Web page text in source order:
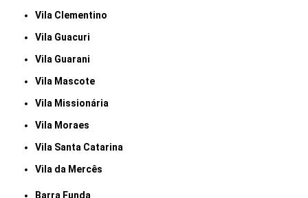
Vila Clementino
Vila Guacuri
Vila Guarani
Vila Mascote
Vila Missionária
Vila Moraes
Vila Santa Catarina
Vila da Mercês
Barra Funda